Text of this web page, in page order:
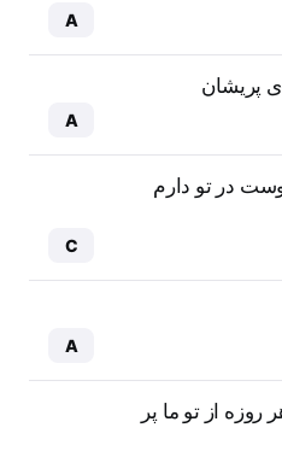
A
پریشان
A
در تو دارم
C
A
از تو ما پر